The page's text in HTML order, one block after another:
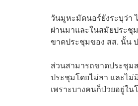
วันมูหะมัดนอร์ยังระบุว่า
ผ่านมาและในสมัยประชุ
ขาดประชุมของ สส. นั้น
ส่วนสามารถขาดประชุม
ประชุมโดยไม่ลา และไ
เพราะบางคนก็ป่วยอยู่ใ